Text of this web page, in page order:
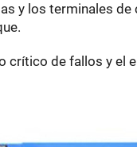
y los terminales
crítico de fallos y el